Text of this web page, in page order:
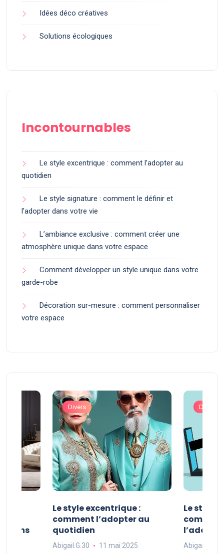
Idées déco créatives
Solutions écologiques
Incontournables
Le style excentrique : comment l’adopter au
quotidien
Le style signature : comment le définir et
l’adopter dans votre vie
L’ambiance exclusive : comment créer une
atmosphère unique dans votre espace
Comment développer un style unique dans votre
garde-robe
Décoration sur-mesure : comment personnaliser
votre espace
dans
Divers
Le style excentrique :
comment l’adopter au
quotidien
Abigail.G.30 11 mai 2025
Divers
Le style
Abigail.G.30